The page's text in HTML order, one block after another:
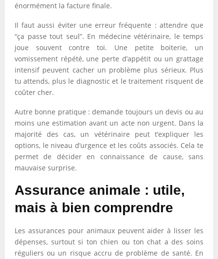
énormément la facture finale.
Il faut aussi éviter une erreur fréquente : attendre que
“ça passe tout seul”. En médecine vétérinaire, le temps
joue souvent contre toi. Une petite boiterie, un
vomissement répété, une perte d’appétit ou un grattage
intensif peuvent cacher un problème plus sérieux. Plus
tu attends, plus le diagnostic et le traitement risquent de
coûter cher.
Autre bonne pratique : demande toujours un devis ou au
moins une estimation avant un acte non urgent. Dans la
majorité des cas, un vétérinaire peut t’expliquer les
options, le niveau d’urgence et les coûts associés. Cela te
permet de décider en connaissance de cause, sans
mauvaise surprise.
Assurance animale : utile,
mais à bien comprendre
Les assurances pour animaux peuvent aider à lisser les
dépenses, surtout si ton chien ou ton chat a des soins
réguliers ou un risque accru de problème de santé. En